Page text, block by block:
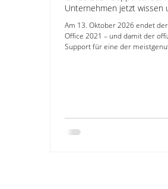
Unternehmen jetzt wissen
Am 13. Oktober 2026 endet
Office 2021 – und damit der
Support für eine der